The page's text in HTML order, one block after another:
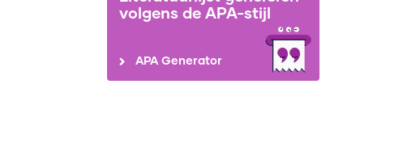
volgens de APA-stijl
APA Generator